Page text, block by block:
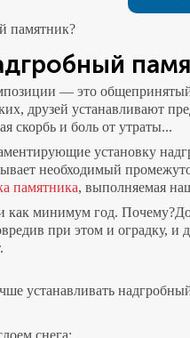
памятник?
— это
друзей устанавливают
скорбь и боль от утраты...
установку
необходимый
памятника, выполняемая
как минимум год.
при этом и оградку,
устанавливать
снега;